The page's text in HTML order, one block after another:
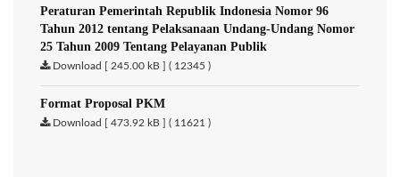
Peraturan Pemerintah Republik Indonesia Nomor 96
Tahun 2012 tentang Pelaksanaan Undang-Undang Nomor
25 Tahun 2009 Tentang Pelayanan Publik
Download [ 245.00 kB ] ( 12345 )
Format Proposal PKM
Download [ 473.92 kB ] ( 11621 )